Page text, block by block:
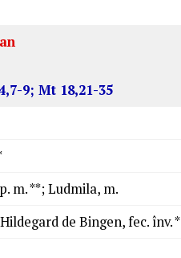
9; Mt 18,21-35
m. **; Ludmila, m.
de Bingen, fec. înv. *